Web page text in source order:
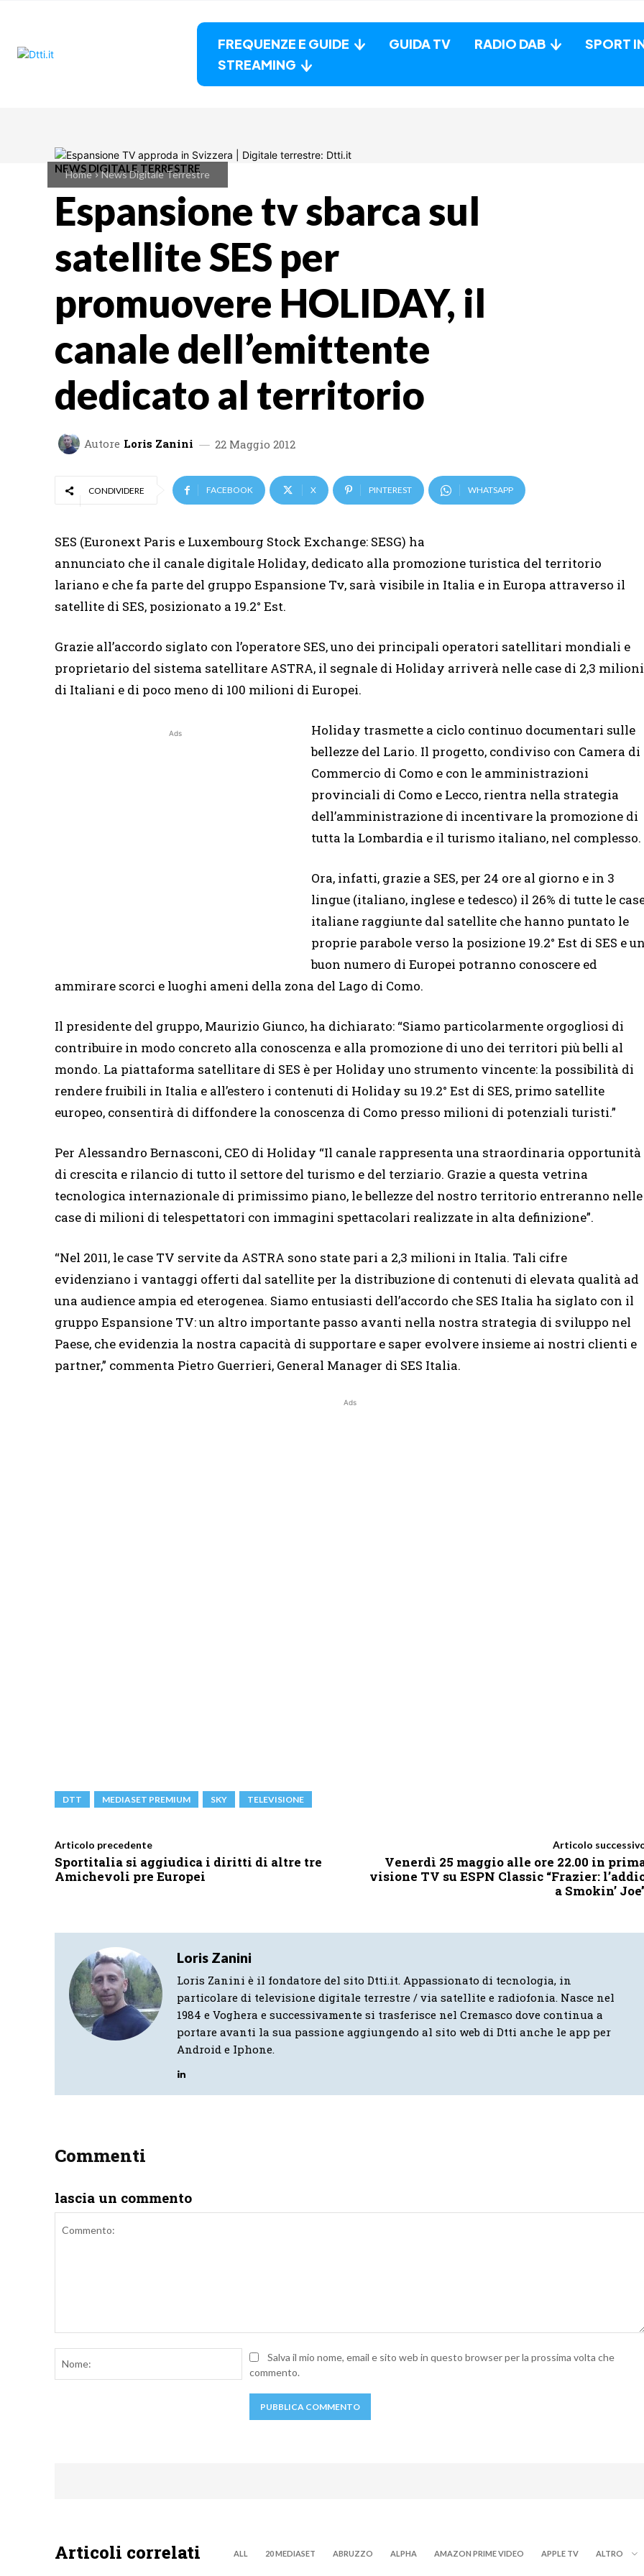
FREQUENZE E GUIDE GUIDA TV RADIO DAB SPORT
STREAMING
Home News Digitale Terrestre
NEWS DIGITALE TERRESTRE
Espansione tv sbarca sul
satellite SES per
promuovere HOLIDAY, il
canale dell’emittente
dedicato al territorio
Autore Loris Zanini 22 Maggio 2012
CONDIVIDERE FACEBOOK X PINTEREST WHATSAPP
SES (Euronext Paris e Luxembourg Stock Exchange: SESG) ha
annunciato che il canale digitale Holiday, dedicato alla promozione turistica del territorio
lariano e che fa parte del gruppo Espansione Tv, sarà visibile in Italia e in Europa attraverso il
satellite di SES, posizionato a 19.2° Est.
Grazie all’accordo siglato con l’operatore SES, uno dei principali operatori satellitari mondiali e
proprietario del sistema satellitare ASTRA, il segnale di Holiday arriverà nelle case di 2,3 milioni
di Italiani e di poco meno di 100 milioni di Europei.
Ads
Holiday trasmette a ciclo continuo documentari sulle
bellezze del Lario. Il progetto, condiviso con Camera di
Commercio di Como e con le amministrazioni
provinciali di Como e Lecco, rientra nella strategia
dell’amministrazione di incentivare la promozione di
tutta la Lombardia e il turismo italiano, nel complesso.
Ora, infatti, grazie a SES, per 24 ore al giorno e in 3
lingue (italiano, inglese e tedesco) il 26% di tutte le
italiane raggiunte dal satellite che hanno puntato le
proprie parabole verso la posizione 19.2° Est di SES e un
buon numero di Europei potranno conoscere ed
ammirare scorci e luoghi ameni della zona del Lago di Como.
Il presidente del gruppo, Maurizio Giunco, ha dichiarato: “Siamo particolarmente orgogliosi di
contribuire in modo concreto alla conoscenza e alla promozione di uno dei territori più belli al
mondo. La piattaforma satellitare di SES è per Holiday uno strumento vincente: la possibilità di
rendere fruibili in Italia e all’estero i contenuti di Holiday su 19.2° Est di SES, primo satellite
europeo, consentirà di diffondere la conoscenza di Como presso milioni di potenziali turisti.”
Per Alessandro Bernasconi, CEO di Holiday “Il canale rappresenta una straordinaria opportunità
di crescita e rilancio di tutto il settore del turismo e del terziario. Grazie a questa vetrina
tecnologica internazionale di primissimo piano, le bellezze del nostro territorio entreranno nelle
case di milioni di telespettatori con immagini spettacolari realizzate in alta definizione”.
“Nel 2011, le case TV servite da ASTRA sono state pari a 2,3 milioni in Italia. Tali cifre
evidenziano i vantaggi offerti dal satellite per la distribuzione di contenuti di elevata qualità ad
una audience ampia ed eterogenea. Siamo entusiasti dell’accordo che SES Italia ha siglato con il
gruppo Espansione TV: un altro importante passo avanti nella nostra strategia di sviluppo nel
Paese, che evidenzia la nostra capacità di supportare e saper evolvere insieme ai nostri clienti e
partner,” commenta Pietro Guerrieri, General Manager di SES Italia.
Ads
DTT MEDIASET PREMIUM SKY TELEVISIONE
Articolo precedente
Sportitalia si aggiudica i diritti di altre tre
Amichevoli pre Europei
Articolo
Venerdì 25 maggio alle ore 22.00 in
visione TV su ESPN Classic “Frazier:
a Smokin’
Loris Zanini
Loris Zanini è il fondatore del sito Dtti.it. Appassionato di tecnologia, in
particolare di televisione digitale terrestre / via satellite e radiofonia. Nasce nel
1984 e Voghera e successivamente si trasferisce nel Cremasco dove continua a
portare avanti la sua passione aggiungendo al sito web di Dtti anche le app per
Android e Iphone.
Commenti
lascia un commento
Nome:Salva il mio nome, email e sito web in questo browser per la prossima volta che
commento.
Articoli correlati ALL 20 MEDIASET ABRUZZO ALPHA AMAZON PRIME VIDEO APPLE TV ALTRO